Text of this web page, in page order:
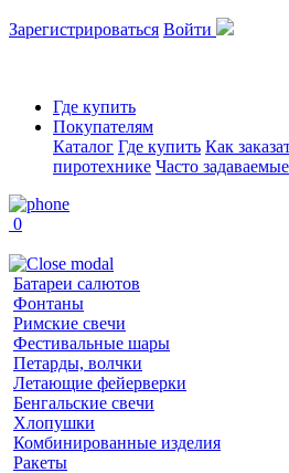
Зарегистрироваться Войти
Где купить
Покупателям
Каталог Где купить Как
пиротехнике Часто
0
Батареи салютов
Фонтаны
Римские свечи
Фестивальные шары
Петарды, волчки
Летающие фейерверки
Бенгальские свечи
Хлопушки
Комбинированные изделия
Ракеты